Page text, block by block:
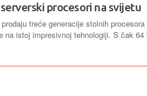
procesori na svijetu
treće generacije stolnih
na istoj impresivnoj tehnologiji. S čak